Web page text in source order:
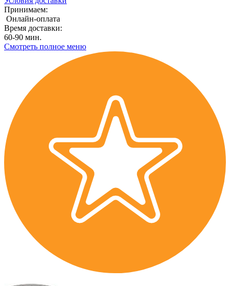
Принимаем:
Онлайн-оплата
Время доставки:
60-90 мин.
Смотреть полное меню